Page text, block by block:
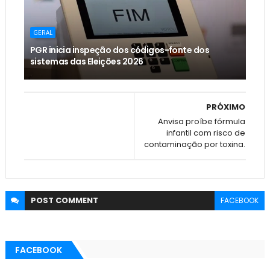
GERAL
PGR inicia inspeção dos códigos-fonte dos
sistemas das Eleições 2026
PRÓXIMO
Anvisa proíbe fórmula
infantil com risco de
contaminação por toxina.
POST COMMENT FACEBOOK
FACEBOOK